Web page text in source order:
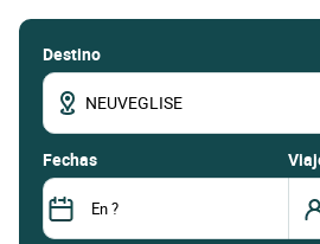
Destino
fechas